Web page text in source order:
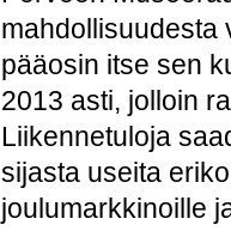
mahdollisuudesta
pääosin itse sen
2013 asti, jolloin
Liikennetuloja
sijasta useita
joulumarkkinoille